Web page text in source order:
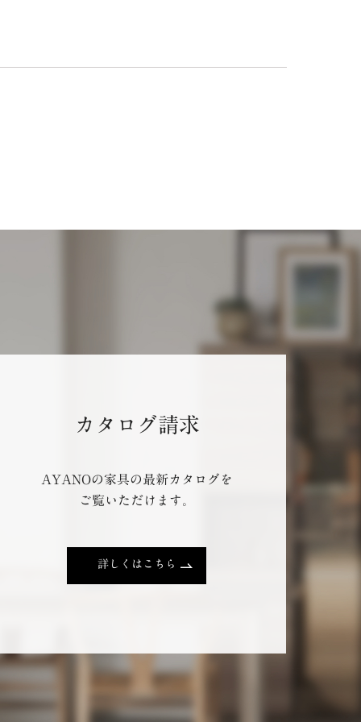
カタログ請求
AYANOの家具の最新カタログを
ご覧いただけます。
詳しくはこちら